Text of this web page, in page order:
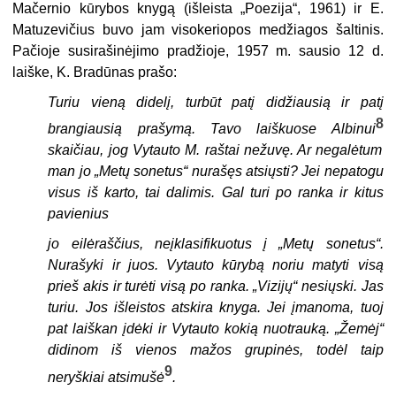
Mačernio kūrybos knygą (išleista „Poezija“, 1961) ir E.
Matuzevičius buvo jam visokeriopos medžiagos šaltinis.
Pačioje susirašinėjimo pradžioje, 1957 m. sausio 12 d.
laiške, K. Bradūnas prašo:
Turiu vieną didelį, turbūt patį didžiausią ir patį
brangiausią prašymą. Tavo laiškuose Albinui8
skaičiau, jog Vytauto M. raštai nežuvę. Ar negalėtum
man jo „Metų sonetus“ nurašęs atsiųsti? Jei nepatogu
visus iš karto, tai dalimis. Gal turi po ranka ir kitus
pavienius
jo eilėraščius, neįklasifikuotus į „Metų sonetus“.
Nurašyki ir juos. Vytauto kūrybą noriu matyti visą
prieš akis ir turėti visą po ranka. „Vizijų“ nesiųski. Jas
turiu. Jos išleistos atskira knyga. Jei įmanoma, tuoj
pat laiškan įdėki ir Vytauto kokią nuotrauką. „Žemėj“
didinom iš vienos mažos grupinės, todėl taip
neryškiai atsimušė9.